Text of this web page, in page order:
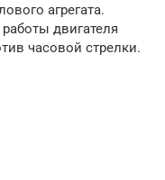
агрегата.
двигателя
часовой стрелки.